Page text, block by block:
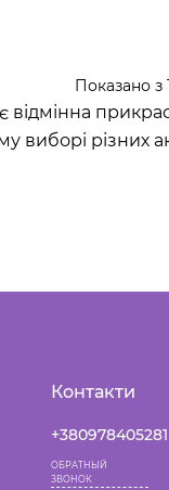
Показано з
виборі різних
Контакти
+380978405281
ОБРАТНЫЙ
ЗВОНОК